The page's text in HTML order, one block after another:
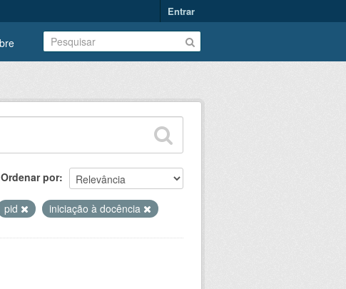
Entrar
Ordenar por
pid iniciação à docência